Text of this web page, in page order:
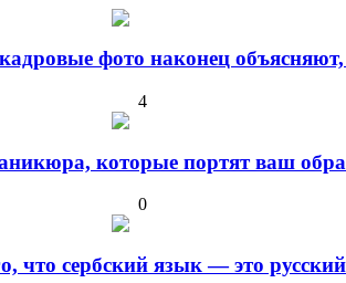
фото наконец
4
которые портят ваш
0
что сербский язык — это